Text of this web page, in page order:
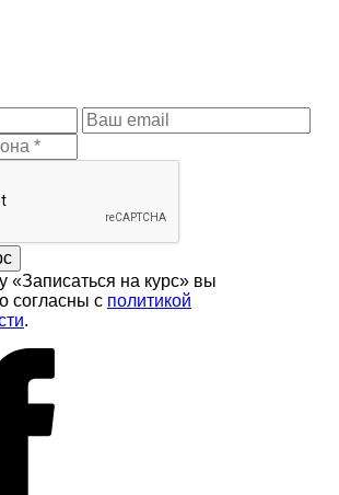
«Записаться на курс» вы
согласны с политикой
.